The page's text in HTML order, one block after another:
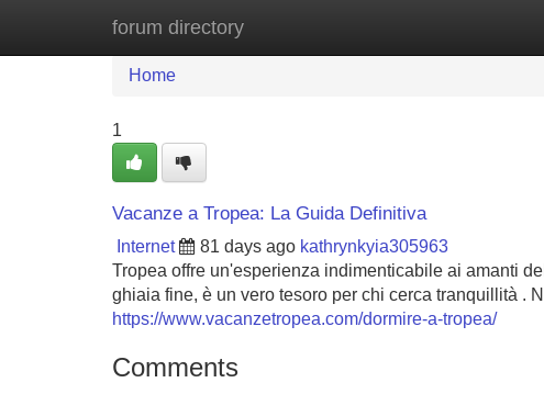
forum directory
Home New Site Listings
Home
1
Vacanze a Tropea: La Guida Definitiva
Internet 81 days ago kathrynkyia305963
Tropea offre un'esperienza indimenticabile ai amanti
ghiaia fine, è un vero tesoro per chi cerca tranquillità .
https://www.vacanzetropea.com/dormire-a-tropea/
Comments